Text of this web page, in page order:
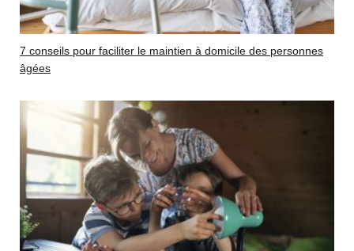
7 conseils pour faciliter le maintien à domicile des personnes
âgées